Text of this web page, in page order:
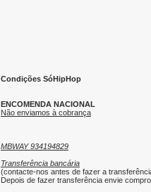
Condições SóHipHop
ENCOMENDA NACIONAL
Não enviamos à cobrança
MBWAY 934194829
Transferência bancária
(contacte-nos antes de fazer a
Depois de fazer transferência envie